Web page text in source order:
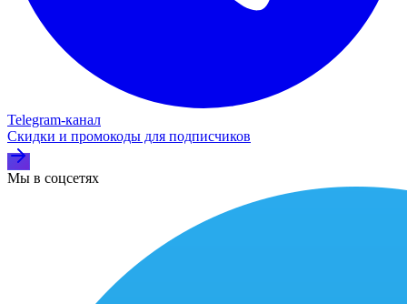
Telegram‑канал
Скидки и промокоды для подписчиков
Мы в соцсетях